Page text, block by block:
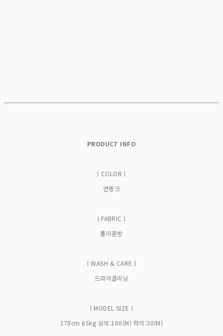
PRODUCT INFO
ㅣCOLORㅣ
연핑크
ㅣFABRICㅣ
폴리혼방
ㅣWASH & CAREㅣ
드라이클리닝
ㅣMODEL SIZEㅣ
178cm 65kg 상의:100(M) 하의:30(M)